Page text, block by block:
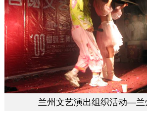
兰州文艺演出组织活动—兰